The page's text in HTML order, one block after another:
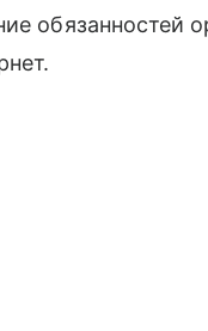
обязанностей